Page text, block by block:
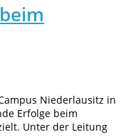
Niederlausitz in
Erfolge beim
Unter der Leitung